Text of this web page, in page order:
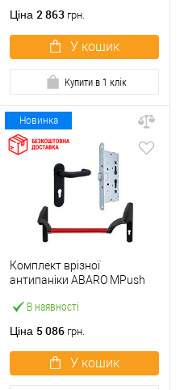
Ціна 2 863 грн.
У кошик
Купити в 1 клік
Новинка
В наявності
Комплект врізної
антипаніки ABARO МPush
червоний із замком та
Ціна 5 086 грн.
У кошик